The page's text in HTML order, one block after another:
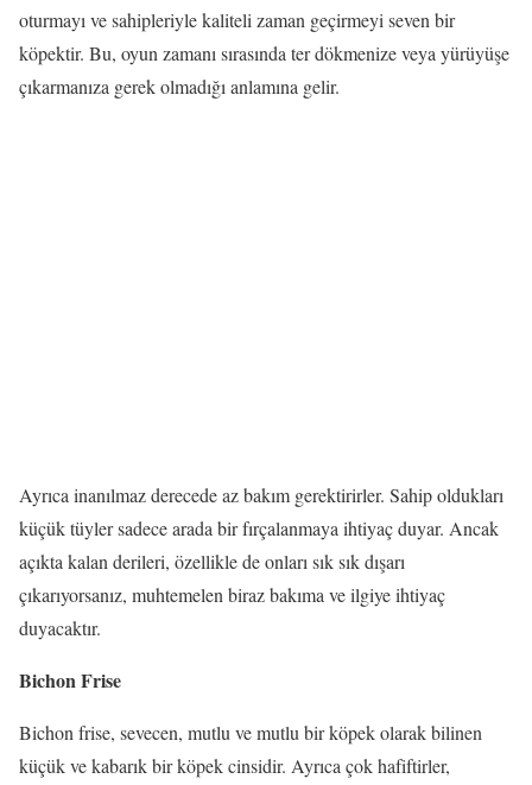
oturmayı ve sahipleriyle kaliteli zaman geçirmeyi seven bir
köpektir. Bu, oyun zamanı sırasında ter dökmenize veya yürüyüşe
çıkarmanıza gerek olmadığı anlamına gelir.
Ayrıca inanılmaz derecede az bakım gerektirirler. Sahip oldukları
küçük tüyler sadece arada bir fırçalanmaya ihtiyaç duyar. Ancak
açıkta kalan derileri, özellikle de onları sık sık dışarı
çıkarıyorsanız, muhtemelen biraz bakıma ve ilgiye ihtiyaç
duyacaktır.
Bichon Frise
Bichon frise, sevecen, mutlu ve mutlu bir köpek olarak bilinen
küçük ve kabarık bir köpek cinsidir. Ayrıca çok hafiftirler,